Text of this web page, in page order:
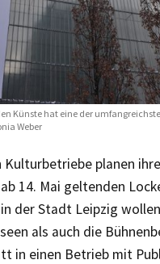
Künste hat eine der
Weber
Kulturbetriebe planen
14. Mai geltenden
der Stadt Leipzig
als auch die
in einen Betrieb mit